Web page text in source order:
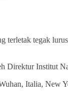
tegak
Direktur Institut
Italia,